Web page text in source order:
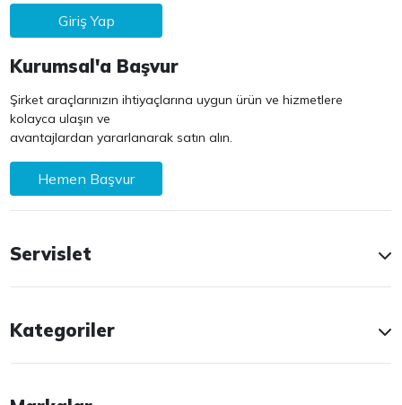
Giriş Yap
Kurumsal'a Başvur
Şirket araçlarınızın ihtiyaçlarına uygun ürün ve hizmetlere
kolayca ulaşın ve
avantajlardan yararlanarak satın alın.
Hemen Başvur
Servislet
Kategoriler